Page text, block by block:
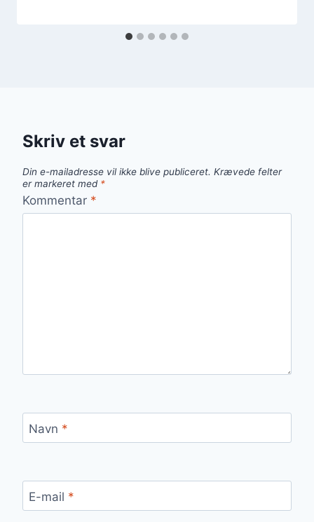
Skriv et svar
Din e-mailadresse vil ikke blive publiceret. Krævede felter
er markeret med *
Kommentar *
Navn *
E-mail *